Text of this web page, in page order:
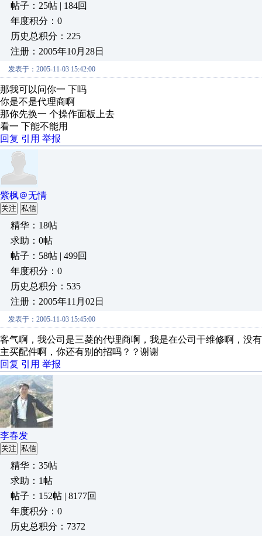
帖子：25帖 | 184回
年度积分：0
历史总积分：225
注册：2005年10月28日
发表于：2005-11-03 15:42:00
那我可以问你一 下吗
你是不是代理商啊
那你先换一 个操作面板上去
看一 下能不能用
回复 引用 举报
紫枫＠无情
关注 私信
精华：18帖
求助：0帖
帖子：58帖 | 499回
年度积分：0
历史总积分：535
注册：2005年11月02日
发表于：2005-11-03 15:45:00
客气啊，我公司是三菱的代理商啊，我是在公司干维修啊，没
主买配件啊，你还有别的招吗？？谢谢
回复 引用 举报
李春发
关注 私信
精华：35帖
求助：1帖
帖子：152帖 | 8177回
年度积分：0
历史总积分：7372